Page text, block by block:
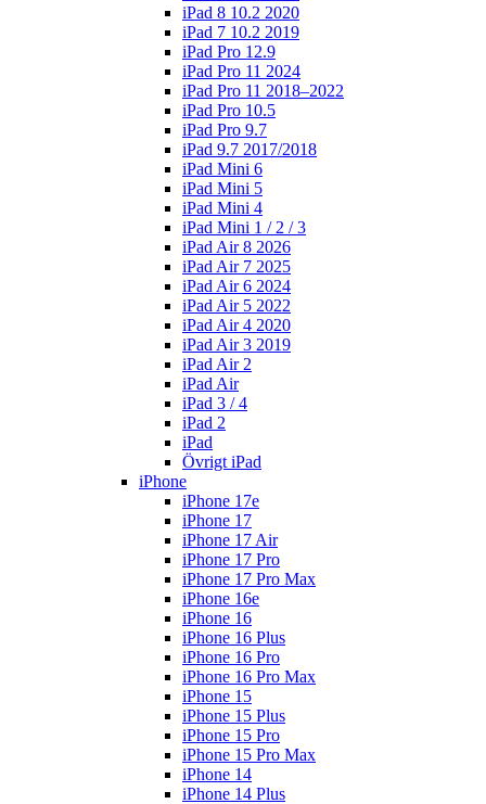
iPad 8 10.2 2020
iPad 7 10.2 2019
iPad Pro 12.9
iPad Pro 11 2024
iPad Pro 11 2018–2022
iPad Pro 10.5
iPad Pro 9.7
iPad 9.7 2017/2018
iPad Mini 6
iPad Mini 5
iPad Mini 4
iPad Mini 1 / 2 / 3
iPad Air 8 2026
iPad Air 7 2025
iPad Air 6 2024
iPad Air 5 2022
iPad Air 4 2020
iPad Air 3 2019
iPad Air 2
iPad Air
iPad 3 / 4
iPad 2
iPad
Övrigt iPad
iPhone
iPhone 17e
iPhone 17
iPhone 17 Air
iPhone 17 Pro
iPhone 17 Pro Max
iPhone 16e
iPhone 16
iPhone 16 Plus
iPhone 16 Pro
iPhone 16 Pro Max
iPhone 15
iPhone 15 Plus
iPhone 15 Pro
iPhone 15 Pro Max
iPhone 14
iPhone 14 Plus